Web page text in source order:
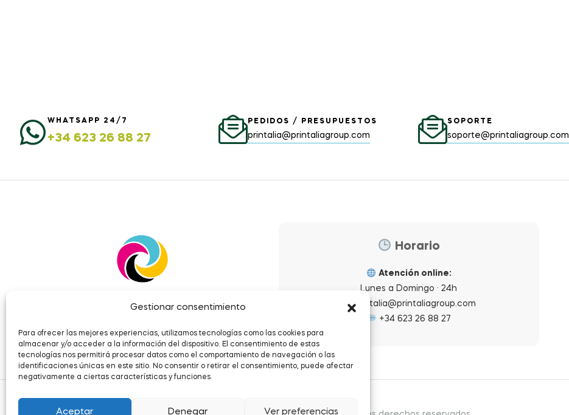
Gestionar consentimiento
Para ofrecer las mejores experiencias, utilizamos tecnologías como las cookies para
almacenar y/o acceder a la información del dispositivo. El consentimiento de estas
tecnologías nos permitirá procesar datos como el comportamiento de navegación o las
identificaciones únicas en este sitio. No consentir o retirar el consentimiento, puede afectar
negativamente a ciertas características y funciones.
Aceptar Denegar Ver preferencias
WHATSAPP 24/7
+34 623 26 88 27
PEDIDOS / PRESUPUESTOS
printalia@printaliagroup.com
SOPORTE
soporte@printaliagroup.com
Horario
Atención online:
Lunes a Domingo · 24h
printalia@printaliagroup.com
+34 623 26 88 27